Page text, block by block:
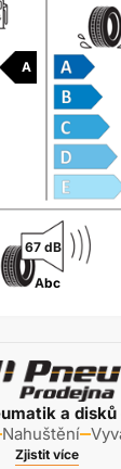
A
67 dB
Abc
a disků
Nahuštění
Zjistit více